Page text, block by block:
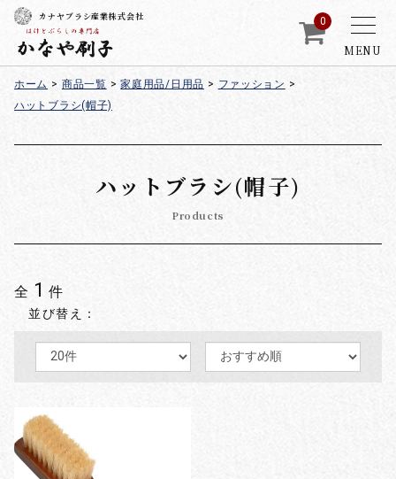
MENU
カナヤブラシ産業株式会社 0
ホーム > 商品一覧 > 家庭用品/日用品 > ファッション >
ハットブラシ(帽子)
ハットブラシ(帽子)
Products
全 1 件
並び替え：